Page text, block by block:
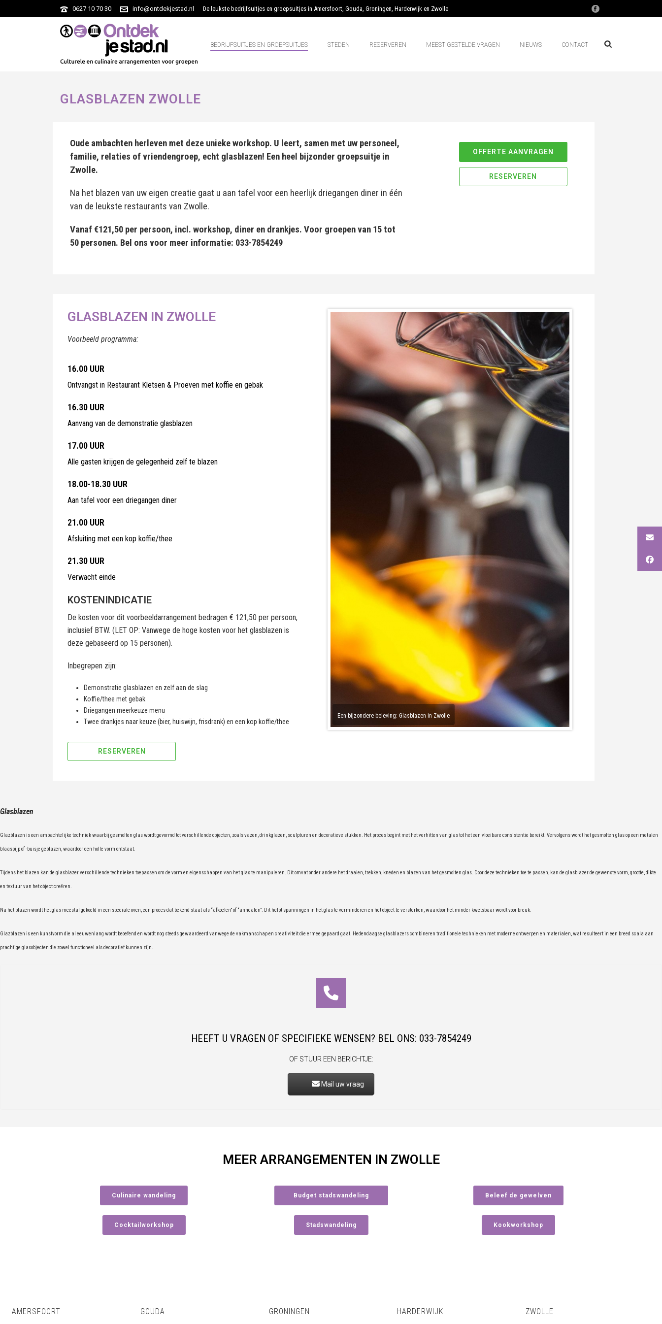
0627 10 70 30 info@ontdekjestad.nl De leukste bedrijfsuitjes en groepsuitjes in Amersfoort, Gouda, Groningen, Harderwijk en Zwolle
BEDRIJFSUITJES EN GROEPSUITJES STEDEN RESERVEREN MEEST GESTELDE VRAGEN NIEUWS CONTACT
GLASBLAZEN ZWOLLE
Oude ambachten herleven met deze unieke workshop. U leert, samen met uw personeel,
familie, relaties of vriendengroep, echt glasblazen! Een heel bijzonder groepsuitje in
Zwolle.
Na het blazen van uw eigen creatie gaat u aan tafel voor een heerlijk driegangen diner in één
van de leukste restaurants van Zwolle.
Vanaf €121,50 per persoon, incl. workshop, diner en drankjes. Voor groepen van 15 tot
50 personen. Bel ons voor meer informatie: 033-7854249
OFFERTE AANVRAGEN
RESERVEREN
GLASBLAZEN IN ZWOLLE
Voorbeeld programma:
16.00 UUR
Ontvangst in Restaurant Kletsen & Proeven met koffie en gebak
16.30 UUR
Aanvang van de demonstratie glasblazen
17.00 UUR
Alle gasten krijgen de gelegenheid zelf te blazen
18.00-18.30 UUR
Aan tafel voor een driegangen diner
21.00 UUR
Afsluiting met een kop koffie/thee
21.30 UUR
Verwacht einde
KOSTENINDICATIE
De kosten voor dit voorbeeldarrangement bedragen € 121,50 per persoon,
inclusief BTW. (LET OP: Vanwege de hoge kosten voor het glasblazen is
deze gebaseerd op 15 personen).
Inbegrepen zijn:
Demonstratie glasblazen en zelf aan de slag
Koffie/thee met gebak
Driegangen meerkeuze menu
Twee drankjes naar keuze (bier, huiswijn, frisdrank) en een kop koffie/thee
RESERVEREN
Een bijzondere beleving: Glasblazen in Zwolle
Glasblazen
Glazblazen is een ambachtelijke techniek waarbij gesmolten glas wordt gevormd tot verschillende objecten, zoals vazen, drinkglazen, sculpturen en decoratieve stukken. Het proces begint met het verhitten van glas tot het een vloeibare consistentie bereikt. Vervolgens wordt het gesmolten glas op een metalen
blaaspijp of -buisje geblazen, waardoor een holle vorm ontstaat.
Tijdens het blazen kan de glasblazer verschillende technieken toepassen om de vorm en eigenschappen van het glas te manipuleren. Dit omvat onder andere het draaien, trekken, kneden en blazen van het gesmolten glas. Door deze technieken toe te passen, kan de glasblazer de gewenste vorm, grootte, dikte
en textuur van het object creëren.
Na het blazen wordt het glas meestal gekoeld in een speciale oven, een proces dat bekend staat als “afkoelen” of “annealen”. Dit helpt spanningen in het glas te verminderen en het object te versterken, waardoor het minder kwetsbaar wordt voor breuk.
Glazblazen is een kunstvorm die al eeuwenlang wordt beoefend en wordt nog steeds gewaardeerd vanwege de vakmanschap en creativiteit die ermee gepaard gaat. Hedendaagse glasblazers combineren traditionele technieken met moderne ontwerpen en materialen, wat resulteert in een breed scala aan
prachtige glasobjecten die zowel functioneel als decoratief kunnen zijn.
HEEFT U VRAGEN OF SPECIFIEKE WENSEN? BEL ONS: 033-7854249
OF STUUR EEN BERICHTJE:
Mail uw vraag
MEER ARRANGEMENTEN IN ZWOLLE
Culinaire wandeling Budget stadswandeling Beleef de gewelven
Cocktailworkshop Stadswandeling Kookworkshop
AMERSFOORT GOUDA GRONINGEN HARDERWIJK ZWOLLE